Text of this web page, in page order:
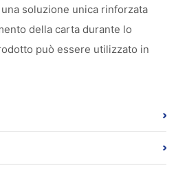
soluzione unica rinforzata
della carta durante lo
può essere utilizzato in